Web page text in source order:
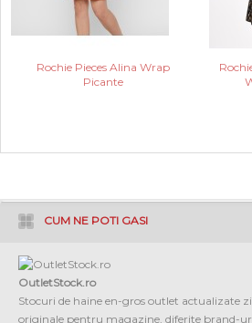
Rochie Pieces Alina Wrap
Picante
CUM NE POTI GASI
OutletStock.ro
Stocuri de haine en-gros outlet actualizate
originale pentru magazine, diferite brand-